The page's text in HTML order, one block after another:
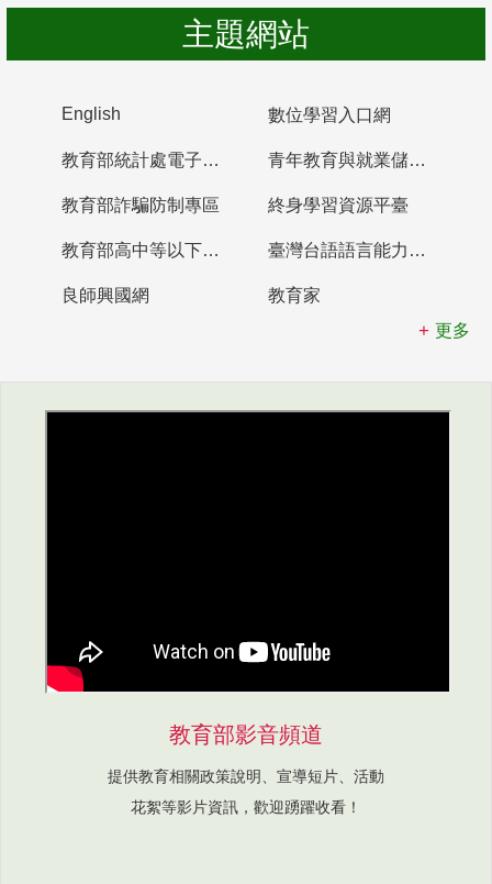
主題網站
English 數位學習入口網
教育部統計處電子書櫃 青年教育與就業儲蓄帳戶
教育部詐騙防制專區 終身學習資源平臺
教育部高中等以下學校及幼兒園教師資格檢定考試 臺灣台語語言能力認證網站
良師興國網
教育家
更多
教育部影音頻道
提供教育相關政策說明、宣導短片、活動
花絮等影片資訊，歡迎踴躍收看！